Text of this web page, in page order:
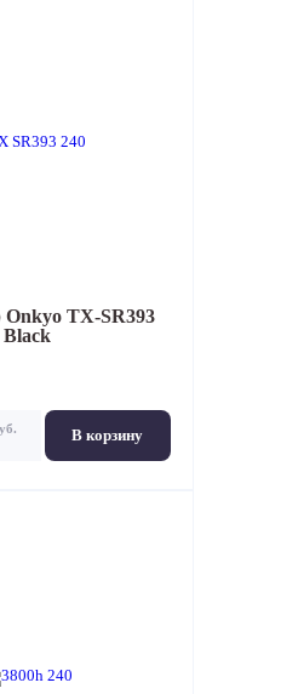
Onkyo TX-SR393
Black
В корзину